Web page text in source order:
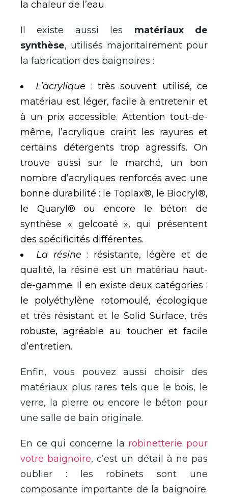
la chaleur de l’eau.
Il existe aussi les matériaux de
synthèse, utilisés majoritairement pour
la fabrication des baignoires :
L’acrylique : très souvent utilisé, ce
matériau est léger, facile à entretenir et
à un prix accessible. Attention tout-de-
même, l’acrylique craint les rayures et
certains détergents trop agressifs. On
trouve aussi sur le marché, un bon
nombre d’acryliques renforcés avec une
bonne durabilité : le Toplax®, le Biocryl®,
le Quaryl® ou encore le béton de
synthèse « gelcoaté », qui présentent
des spécificités différentes.
La résine : résistante, légère et de
qualité, la résine est un matériau haut-
de-gamme. Il en existe deux catégories :
le polyéthylène rotomoulé, écologique
et très résistant et le Solid Surface, très
robuste, agréable au toucher et facile
d’entretien.
Enfin, vous pouvez aussi choisir des
matériaux plus rares tels que le bois, le
verre, la pierre ou encore le béton pour
une salle de bain originale.
En ce qui concerne la robinetterie pour
votre baignoire, c’est un détail à ne pas
oublier : les robinets sont une
composante importante de la baignoire.